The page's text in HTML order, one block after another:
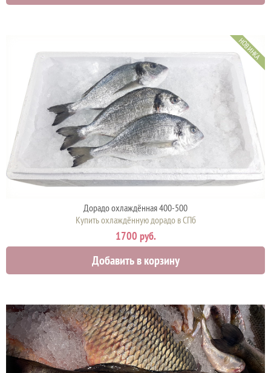
НОВИНКА
Дорадо охлаждённая 400-500
Купить охлаждённую дорадо в СПб
1700 руб.
Добавить в корзину